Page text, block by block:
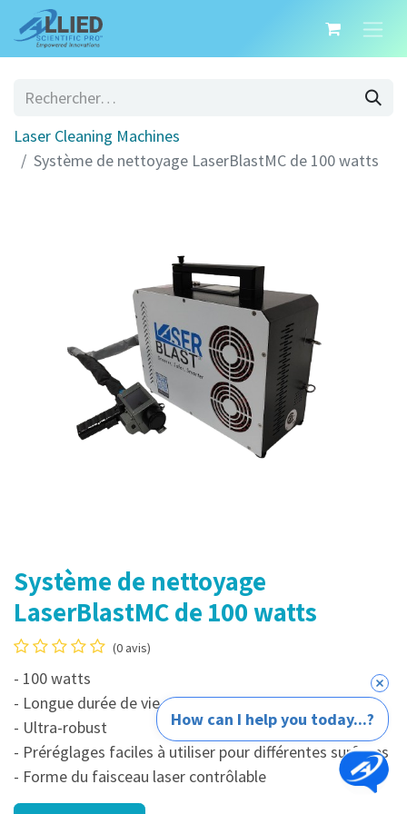
Laser Cleaning Machines
Système de nettoyage LaserBlastMC de 100 watts
Système de nettoyage
LaserBlastMC de 100 watts
(0 avis)
- 100 watts
- Longue durée de vie
- Ultra-robust
- Préréglages faciles à utiliser pour différentes surfaces
- Forme du faisceau laser contrôlable​
How can I help you today...?